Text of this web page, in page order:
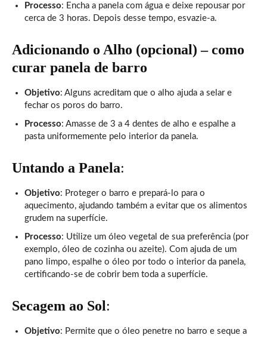
Processo: Encha a panela com água e deixe repousar por
cerca de 3 horas. Depois desse tempo, esvazie-a.
Adicionando o Alho (opcional) – como
curar panela de barro
Objetivo: Alguns acreditam que o alho ajuda a selar e
fechar os poros do barro.
Processo: Amasse de 3 a 4 dentes de alho e espalhe a
pasta uniformemente pelo interior da panela.
Untando a Panela:
Objetivo: Proteger o barro e prepará-lo para o
aquecimento, ajudando também a evitar que os alimentos
grudem na superfície.
Processo: Utilize um óleo vegetal de sua preferência (por
exemplo, óleo de cozinha ou azeite). Com ajuda de um
pano limpo, espalhe o óleo por todo o interior da panela,
certificando-se de cobrir bem toda a superfície.
Secagem ao Sol:
Objetivo: Permite que o óleo penetre no barro e seque a